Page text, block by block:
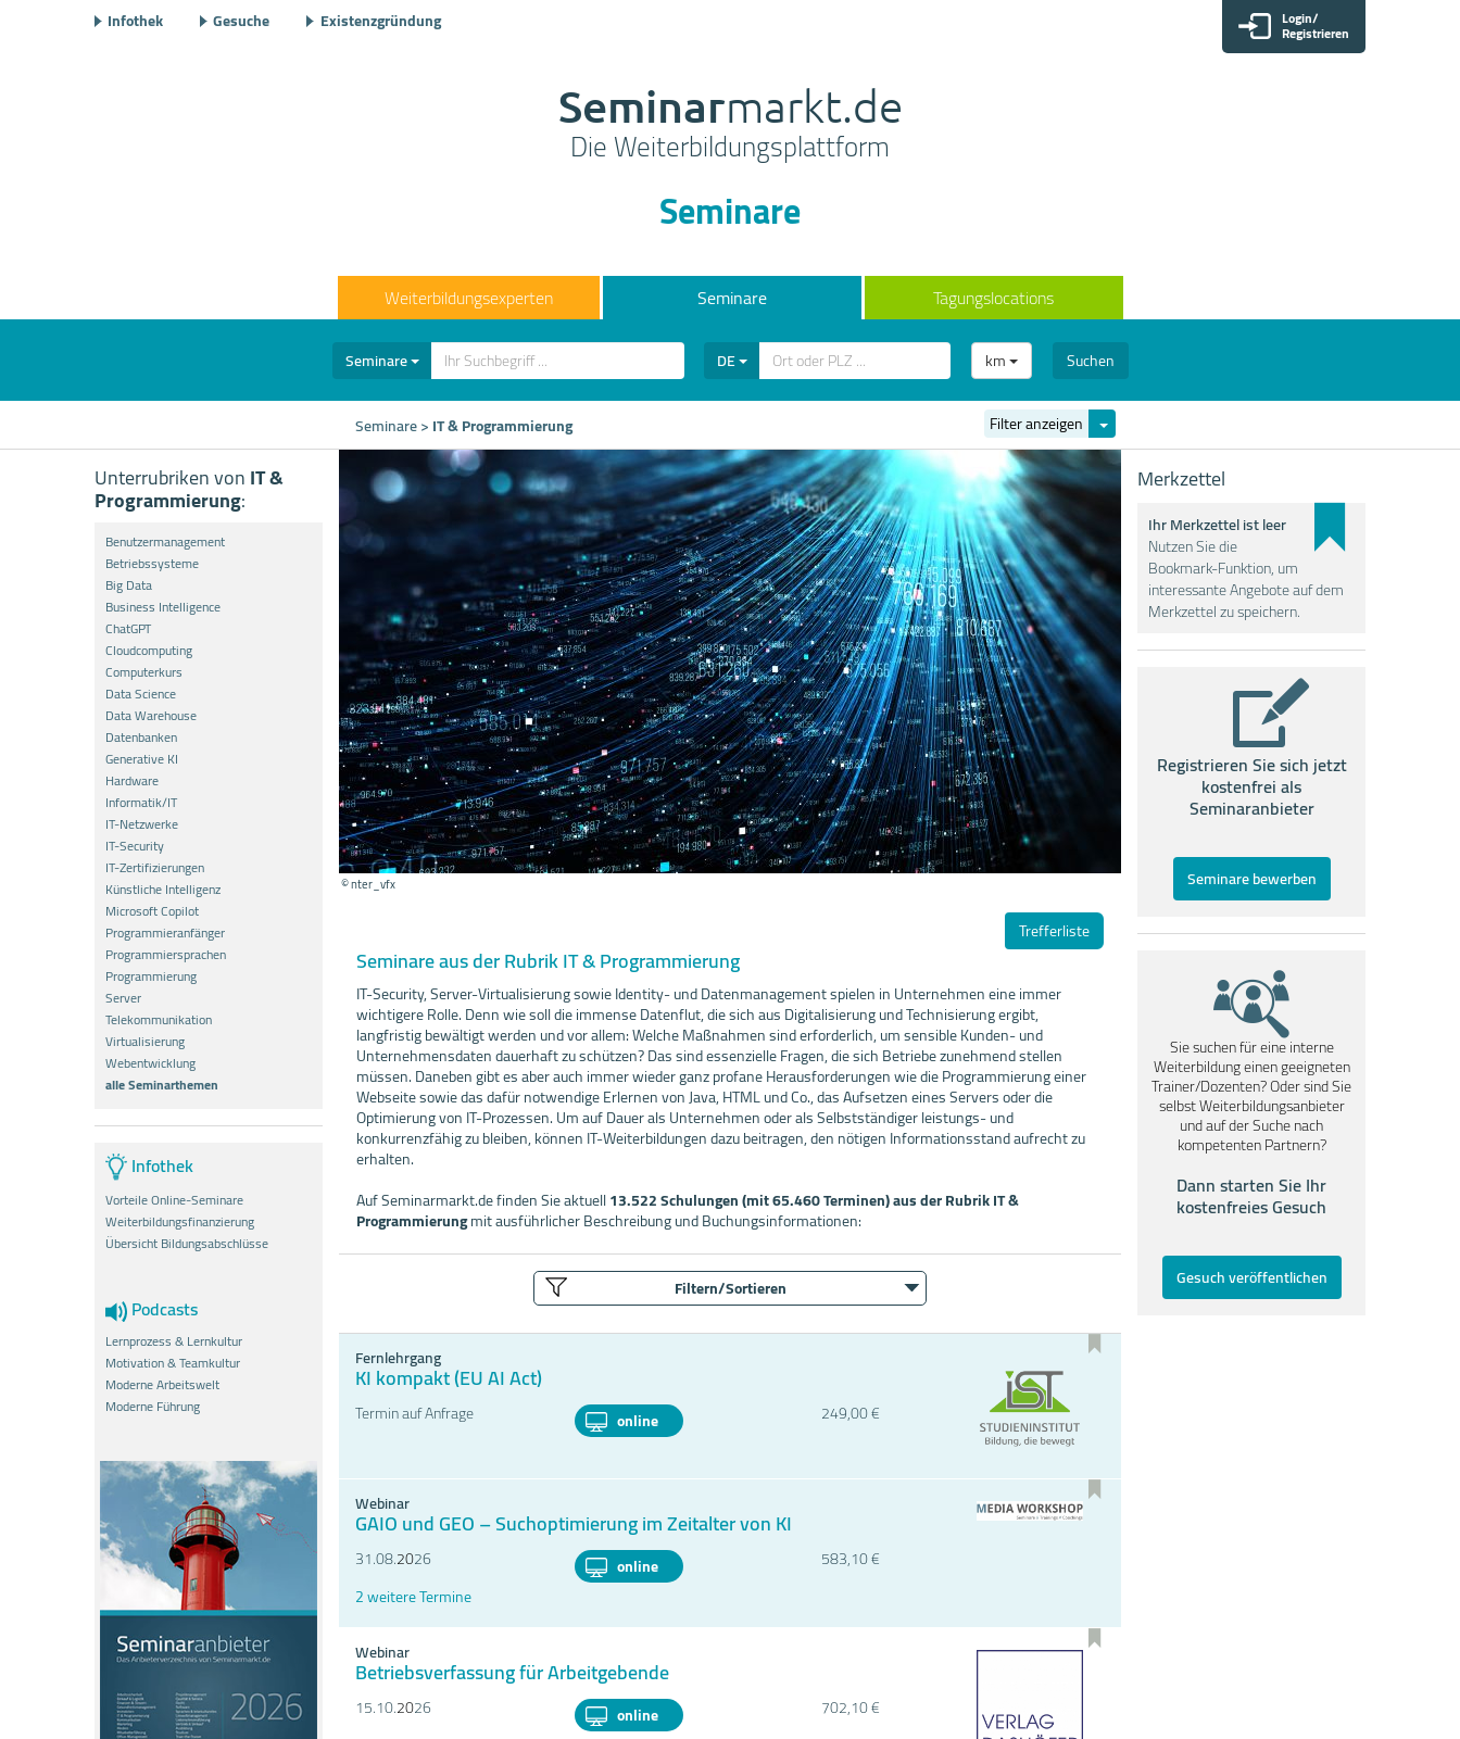
Infothek Gesuche Existenzgründung Login/
Registrieren
Seminarmarkt.de
Die Weiterbildungsplattform
Seminare
Weiterbildungsexperten Seminare Tagungslocations
Seminare DE km Suchen
Filter anzeigen
Filter
ein-/ausblenden
Seminare>IT & Programmierung
Unterrubriken vonIT &
Programmierung:
Benutzermanagement
Betriebssysteme
Big Data
Business Intelligence
ChatGPT
Cloudcomputing
Computerkurs
Data Science
Data Warehouse
Datenbanken
Generative KI
Hardware
Informatik/IT
IT-Netzwerke
IT-Security
IT-Zertifizierungen
Künstliche Intelligenz
Microsoft Copilot
Programmieranfänger
Programmiersprachen
Programmierung
Server
Telekommunikation
Virtualisierung
Webentwicklung
alle Seminarthemen
Infothek
Vorteile Online-Seminare
Weiterbildungsfinanzierung
Übersicht Bildungsabschlüsse
Podcasts
Lernprozess & Lernkultur
Motivation & Teamkultur
Moderne Arbeitswelt
Moderne Führung
© nter_vfx
Trefferliste
Seminare aus der Rubrik IT & Programmierung
IT-Security, Server-Virtualisierung sowie Identity- und Datenmanagement spielen in Unternehmen eine immer
wichtigere Rolle. Denn wie soll die immense Datenflut, die sich aus Digitalisierung und Technisierung ergibt,
langfristig bewältigt werden und vor allem: Welche Maßnahmen sind erforderlich, um sensible Kunden- und
Unternehmensdaten dauerhaft zu schützen? Das sind essenzielle Fragen, die sich Betriebe zunehmend stellen
müssen. Daneben gibt es aber auch immer wieder ganz profane Herausforderungen wie die Programmierung einer
Webseite sowie das dafür notwendige Erlernen von Java, HTML und Co., das Aufsetzen eines Servers oder die
Optimierung von IT-Prozessen. Um auf Dauer als Unternehmen oder als Selbstständiger leistungs- und
konkurrenzfähig zu bleiben, können IT-Weiterbildungen dazu beitragen, den nötigen Informationsstand aufrecht zu
erhalten.
Auf Seminarmarkt.de finden Sie aktuell13.522 Schulungen (mit 65.460 Terminen) aus der Rubrik IT &
Programmierungmit ausführlicher Beschreibung und Buchungsinformationen:
Filtern/Sortieren
Fernlehrgang
KI kompakt (EU AI Act)
Termin auf Anfrage online 249,00 €
Webinar
GAIO und GEO – Suchoptimierung im Zeitalter von KI
31.08.2026 online
583,10 €
2 weitere Termine
Webinar
Betriebsverfassung für Arbeitgebende
15.10.2026 online 702,10 €
Merkzettel
Ihr Merkzettel ist leer
Nutzen Sie die
Bookmark-Funktion, um
interessante Angebote auf dem
Merkzettel zu speichern.
Registrieren Sie sich jetzt
kostenfrei als
Seminaranbieter
Seminare bewerben
Sie suchen für eine interne
Weiterbildung einen geeigneten
Trainer/Dozenten? Oder sind Sie
selbst Weiterbildungsanbieter
und auf der Suche nach
kompetenten Partnern?
Dann starten Sie Ihr
kostenfreies Gesuch
Gesuch veröffentlichen